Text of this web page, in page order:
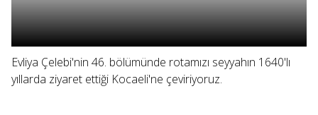
Evliya Çelebi'nin 46. bölümünde rotamızı seyyahın 1640'lı
yıllarda ziyaret ettiği Kocaeli'ne çeviriyoruz.